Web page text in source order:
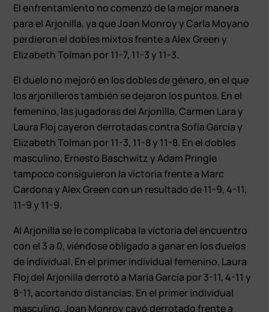
El enfrentamiento no comenzó de la mejor manera
para el Arjonilla, ya que Joan Monroy y Carla Moyano
perdieron el dobles mixtos frente a Alex Green y
Elizabeth Tolman por 11-7, 11-3 y 11-3.
El duelo no mejoró en los dobles de género, en el que
los arjonilleros también se dejaron los puntos. En el
femenino, las jugadoras del Arjonilla, Carmen Lara y
Laura Floj cayeron derrotadas contra Sofía García y
Elizabeth Tolman por 11-3, 11-8 y 11-8. En el dobles
masculino, Ernesto Baschwitz y Adam Pringle
tampoco consiguieron la victoria frente a Marc
Cardona y Alex Green con un resultado de 11-9, 4-11,
11-9 y 11-9.
Al Arjonilla se le complicaba la victoria del encuentro
con el 3 a 0, viéndose obligado a ganar en los duelos
de individual. En el primer individual femenino, Laura
Floj del Arjonilla derrotó a María García por 3-11, 4-11 y
8-11, acortando distancias. En el primer individual
masculino, Joan Monroy cayó derrotado frente a